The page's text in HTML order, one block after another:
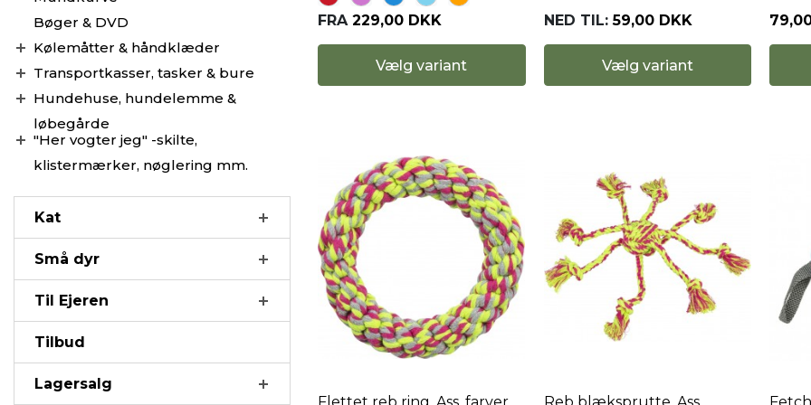
Bøger & DVD
Kølemåtter & håndklæder
Transportkasser, tasker & bure
Hundehuse, hundelemme &
løbegårde
"Her vogter jeg" -skilte,
klistermærker, nøglering mm.
Kat
Små dyr
Til Ejeren
Tilbud
Lagersalg
FRA 229,00 DKK
Vælg variant
NED TIL: 59,00 DKK
Vælg variant